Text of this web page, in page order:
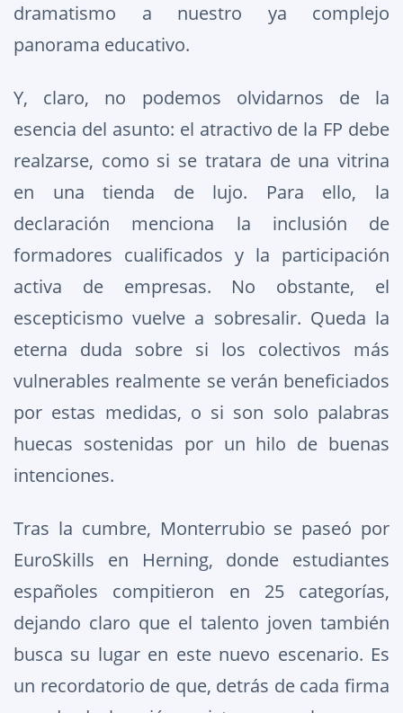
dramatismo a nuestro ya complejo
panorama educativo.
Y, claro, no podemos olvidarnos de la
esencia del asunto: el atractivo de la FP debe
realzarse, como si se tratara de una vitrina
en una tienda de lujo. Para ello, la
declaración menciona la inclusión de
formadores cualificados y la participación
activa de empresas. No obstante, el
escepticismo vuelve a sobresalir. Queda la
eterna duda sobre si los colectivos más
vulnerables realmente se verán beneficiados
por estas medidas, o si son solo palabras
huecas sostenidas por un hilo de buenas
intenciones.
Tras la cumbre, Monterrubio se paseó por
EuroSkills en Herning, donde estudiantes
españoles compitieron en 25 categorías,
dejando claro que el talento joven también
busca su lugar en este nuevo escenario. Es
un recordatorio de que, detrás de cada firma